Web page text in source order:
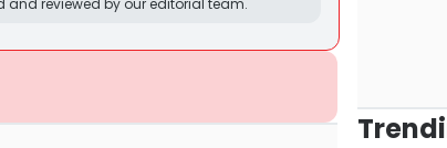
reviewed by our editorial team.